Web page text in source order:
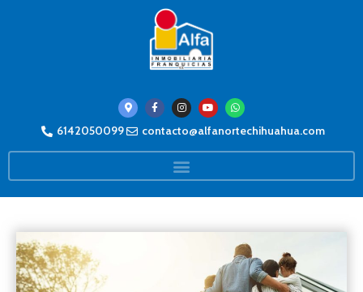
6142050099 contacto@alfanortechihuahua.com